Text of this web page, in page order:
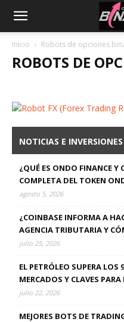
Inicio Robots de opciones
ROBOTS DE
NOTICIAS E INVERSIONES
¿QUÉ ES ONDO FINANCE
COMPLETA DEL TOKEN
agosto 5, 2026
¿COINBASE INFORMA A
AGENCIA TRIBUTARIA Y
julio 25, 2026
EL PETRÓLEO SUPERA
MERCADOS Y CLAVES
julio 22, 2026
MEJORES BOTS DE